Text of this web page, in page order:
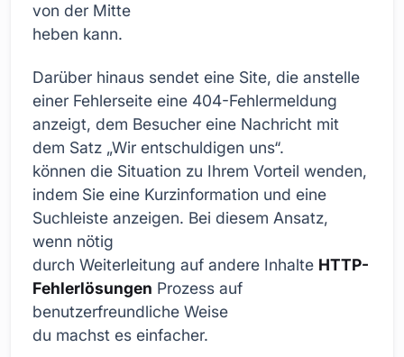
von der Mitte
heben kann.
Darüber hinaus sendet eine Site, die anstelle
einer Fehlerseite eine 404-Fehlermeldung
anzeigt, dem Besucher eine Nachricht mit
dem Satz „Wir entschuldigen uns“.
können die Situation zu Ihrem Vorteil wenden,
indem Sie eine Kurzinformation und eine
Suchleiste anzeigen. Bei diesem Ansatz,
wenn nötig
durch Weiterleitung auf andere Inhalte HTTP-
Fehlerlösungen Prozess auf
benutzerfreundliche Weise
du machst es einfacher.